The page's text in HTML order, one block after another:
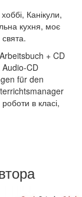
Канікули,
кухня, моє
свята.
+ CD
Audio-CD
für den
в класі,